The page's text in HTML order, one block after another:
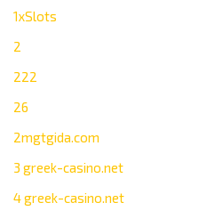
1xSlots
2
222
26
2mgtgida.com
3 greek-casino.net
4 greek-casino.net